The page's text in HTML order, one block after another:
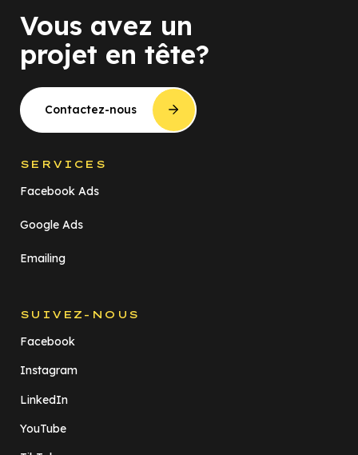
Vous avez un
projet en tête?
Contactez-nous
SERVICES
Facebook Ads
Google Ads
Emailing
SUIVEZ-NOUS
Facebook
Instagram
LinkedIn
YouTube